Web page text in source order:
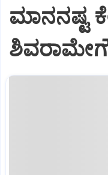
ಮಾನನಷ್ಟ